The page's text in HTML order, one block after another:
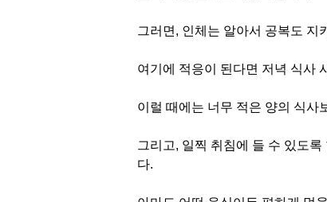
그러면, 인체는 알아서 공복도 지
여기에 적응이 된다면 저녁 식사
이럴 때에는 너무 적은 양의 식사
그리고, 일찍 취침에 들 수 있도
다.